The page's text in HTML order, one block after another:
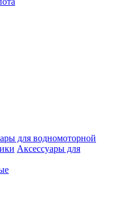
для водномоторной
Аксессуары для